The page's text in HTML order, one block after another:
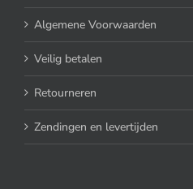
Algemene Voorwaarden
Veilig betalen
Retourneren
Zendingen en levertijden